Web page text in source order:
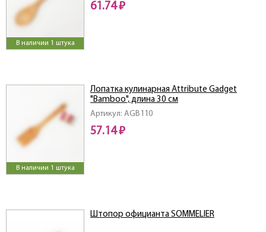
В наличии 1 штука
61.74 ₽
В наличии 1 штука
Артикул: AGB110
Лопатка кулинарная Attribute Gadget
"Bamboo", длина 30 см
57.14 ₽
Штопор официанта SOMMELIER